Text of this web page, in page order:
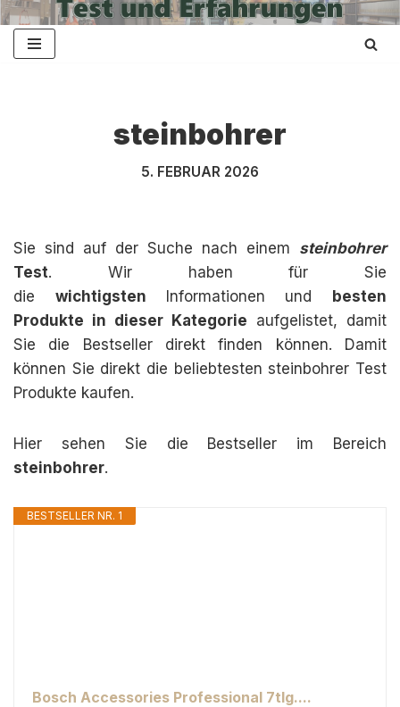
Zum
steinbohrer
5. FEBRUAR 2026
Sie sind auf der Suche nach einem steinbohrer
Test. Wir haben für Sie
die wichtigsten Informationen und
besten
Produkte in dieser Kategorie aufgelistet, damit
Sie die Bestseller direkt finden können. Damit
können Sie direkt die beliebtesten steinbohrer Test
Produkte kaufen.
Hier sehen Sie die Bestseller im Bereich
steinbohrer.
BESTSELLER NR. 1
Bosch Accessories Professional 7tlg....